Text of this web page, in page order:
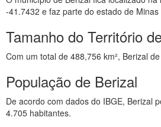
-41.7432 e faz parte do estado de Minas
Tamanho do Território
Com um total de 488,756 km², Berizal
População de Berizal
De acordo com dados do IBGE, Berizal
4.705 habitantes.